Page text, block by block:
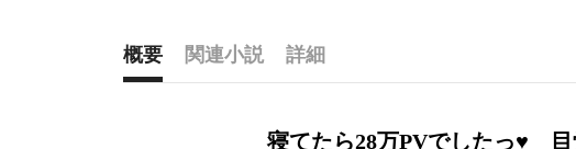
概要 関連小説
詳細
寝てたら28万PVでしたっ♥ 目